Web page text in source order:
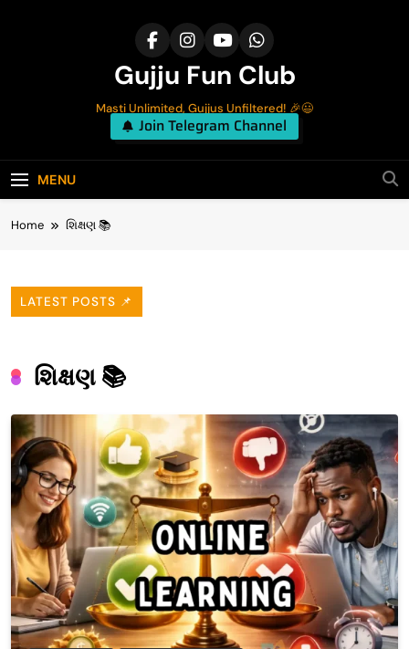
Gujju Fun Club
Masti Unlimited, Gujjus Unfiltered! 🎉😃
Join Telegram Channel
MENU
Home શિક્ષણ 📚
LATEST POSTS 📌
શિક્ષણ 📚